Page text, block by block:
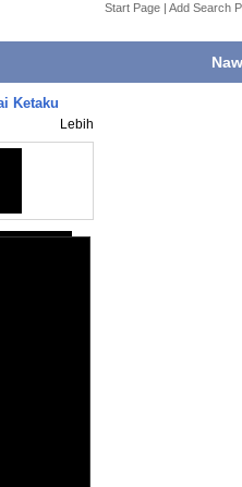
Start Page | Add Search
Ketaku
Lebih